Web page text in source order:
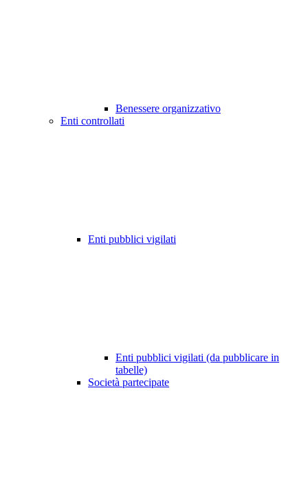
Benessere organizzativo
Enti controllati
Enti pubblici vigilati
Enti pubblici vigilati (da pubblicare in
tabelle)
Società partecipate